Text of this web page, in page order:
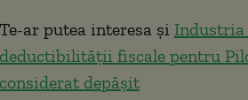
Te-ar putea interesa și Industria
deductibilității fiscale pentru
considerat depășit